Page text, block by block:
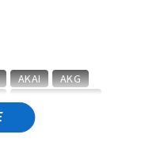
エフェクター
AKAI
AKG
AURATONE